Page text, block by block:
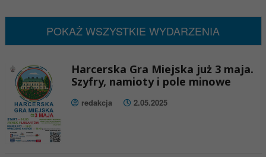
POKAŻ WSZYSTKIE WYDARZENIA
Harcerska Gra Miejska już 3 maja.
Szyfry, namioty i pole minowe
redakcja 2.05.2025